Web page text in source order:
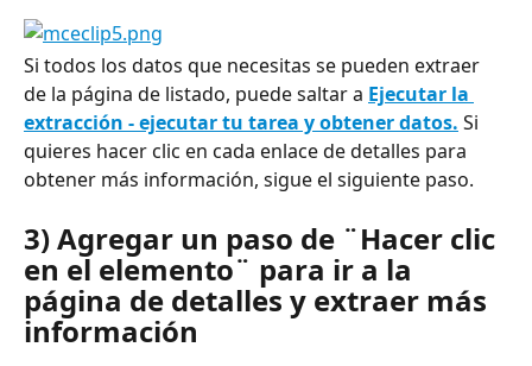
Si todos los datos que necesitas se pueden extraer
de la página de listado, puede saltar a Ejecutar la
extracción - ejecutar tu tarea y obtener datos. Si
quieres hacer clic en cada enlace de detalles para
obtener más información, sigue el siguiente paso.
3) Agregar un paso de ¨Hacer clic
en el elemento¨ para ir a la
página de detalles y extraer más
información